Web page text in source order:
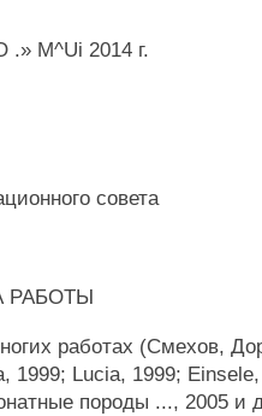
.» M^Ui 2014 г.
совета
РАБОТЫ
работах (Смехов,
1999; Lucia, 1999;
породы ..., 2005 и